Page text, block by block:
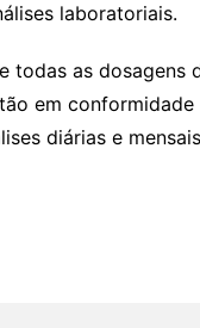
laboratoriais.
todas as dosagens
em conformidade
diárias e